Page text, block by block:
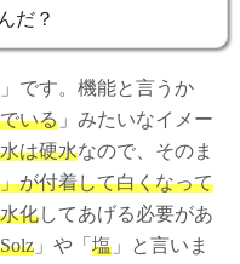
だ？
」です。機能と言うか
いる 」みたいなイメー
は硬水なので、そのま
が付着して白くなって
化してあげる必要があ
Solz 」や「 塩 」と言いま